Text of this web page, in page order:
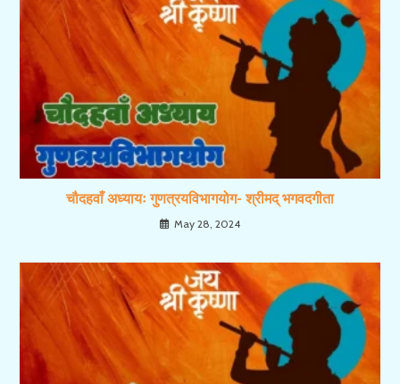
चौदहवाँ अध्यायः गुणत्रयविभागयोग- श्रीमद् भगवदगीता
May 28, 2024